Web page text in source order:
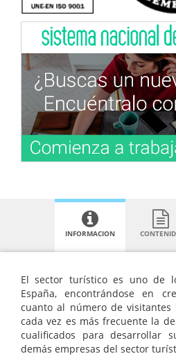
INFORMACION
El sector turístico es uno de
España, encontrándose en
cuanto al número de visitantes
cada vez es más frecuente la
cualificados para desarrollar
demás empresas del sector